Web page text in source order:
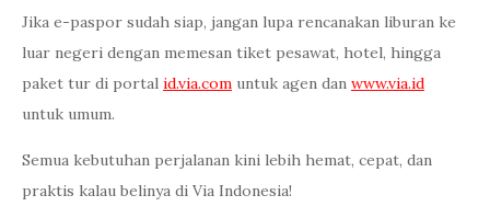
Jika e-paspor sudah siap, jangan lupa rencanakan liburan ke
luar negeri dengan memesan tiket pesawat, hotel, hingga
paket tur di portal id.via.com untuk agen dan www.via.id
untuk umum.
Semua kebutuhan perjalanan kini lebih hemat, cepat, dan
praktis kalau belinya di Via Indonesia!